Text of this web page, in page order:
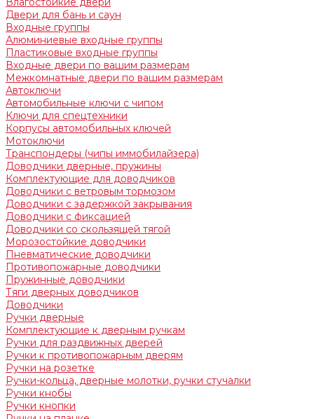
Двери для бань и саун
Входные группы
Алюминиевые входные группы
Пластиковые входные группы
Входные двери по вашим размерам
Межкомнатные двери по вашим размерам
Автоключи
Автомобильные ключи с чипом
Ключи для спецтехники
Корпусы автомобильных ключей
Мотоключи
Транспондеры (чипы иммобилайзера)
Доводчики дверные, пружины
Комплектующие для доводчиков
Доводчики с ветровым тормозом
Доводчики с задержкой закрывания
Доводчики с фиксацией
Доводчики со скользящей тягой
Морозостойкие доводчики
Пневматические доводчики
Противопожарные доводчики
Пружинные доводчики
Тяги дверных доводчиков
Доводчики
Ручки дверные
Комплектующие к дверным ручкам
Ручки для раздвижных дверей
Ручки к противопожарным дверям
Ручки на розетке
Ручки-кольца, дверные молотки, ручки стучалки
Ручки кнобы
Ручки кнопки